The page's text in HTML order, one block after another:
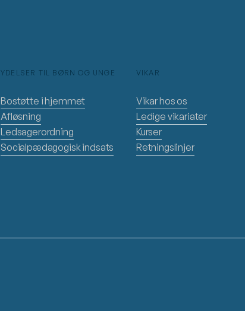
YDELSER TIL BØRN OG UNGE
Bostøtte i hjemmet
Afløsning
Ledsagerordning
Socialpædagogisk indsats
VIKAR
Vikar hos os
Ledige vikariater
Kurser
Retningslinjer